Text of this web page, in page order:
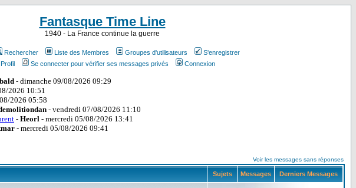
Fantasque Time Line
1940 - La France continue la guerre
Rechercher Liste des Membres Groupes d'utilisateurs
S'enregistrer
Profil
Se connecter pour vérifier ses messages privés Connexion
Voir les messages sans réponses
Sujets Messages Derniers Messages